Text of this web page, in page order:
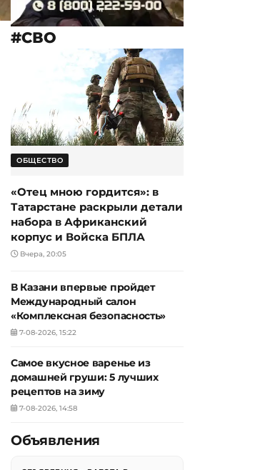
#СВО
ОБЩЕСТВО
«Отец мною гордится»: в
Татарстане раскрыли детали
набора в Африканский
корпус и Войска БПЛА
Вчера, 20:05
В Казани впервые пройдет
Международный салон
«Комплексная безопасность»
7-08-2026, 15:22
Самое вкусное варенье из
домашней груши: 5 лучших
рецептов на зиму
7-08-2026, 14:58
Объявления